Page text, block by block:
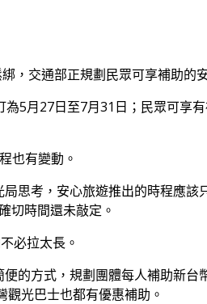
交通部正規劃民眾可享補助的
5月27日至7月31日；民眾可享
也有變動。
思考，安心旅遊推出的時程應
切時間還未敲定。
必拉太長。
的方式，規劃團體每人補助新
光巴士也都有優惠補助。